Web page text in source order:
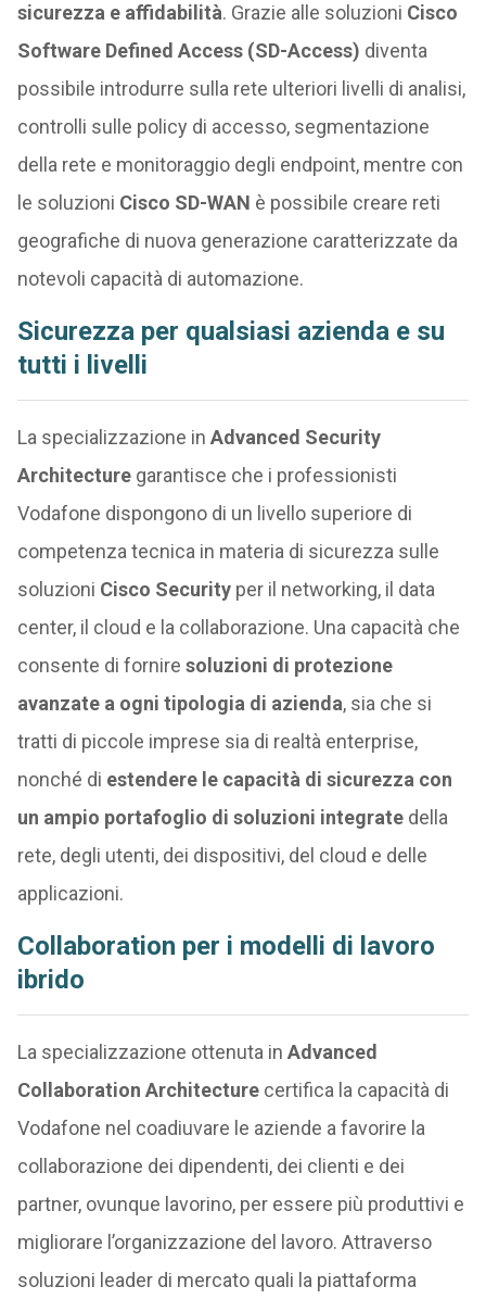
sicurezza e affidabilità. Grazie alle soluzioni Cisco
Software Defined Access (SD-Access) diventa
possibile introdurre sulla rete ulteriori livelli di analisi,
controlli sulle policy di accesso, segmentazione
della rete e monitoraggio degli endpoint, mentre con
le soluzioni Cisco SD-WAN è possibile creare reti
geografiche di nuova generazione caratterizzate da
notevoli capacità di automazione.
Sicurezza per qualsiasi azienda e su
tutti i livelli
La specializzazione in Advanced Security
Architecturegarantisce che i professionisti
Vodafone dispongono di un livello superiore di
competenza tecnica in materia di sicurezza sulle
soluzioni Cisco Securityper il networking, il data
center, il cloud e la collaborazione. Una capacità che
consente di fornire soluzioni di protezione
avanzate a ogni tipologia di azienda, sia che si
tratti di piccole imprese sia di realtà enterprise,
nonché di estendere le capacità di sicurezza con
un ampio portafoglio di soluzioni integratedella
rete, degli utenti, dei dispositivi, del cloud e delle
applicazioni.
Collaboration per i modelli di lavoro
ibrido
La specializzazione ottenuta in Advanced
Collaboration Architecturecertifica la capacità di
Vodafone nel coadiuvare le aziende a favorire la
collaborazione dei dipendenti, dei clienti e dei
partner, ovunque lavorino, per essere più produttivi e
migliorare l’organizzazione del lavoro. Attraverso
soluzioni leader di mercato quali la piattaforma